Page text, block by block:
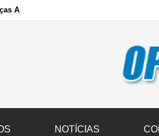
Armadas e sociedade civil
NOTÍCIAS